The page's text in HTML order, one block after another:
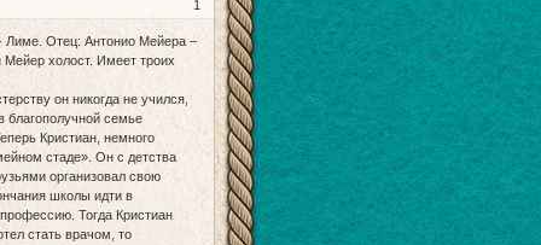
1
Лиме. Отец: Антонио Мейера –
холост. Имеет троих
он никогда не учился,
благополучной семье
Кристиан, немного
стаде». Он с детства
организовал свою
школы идти в
Тогда Кристиан
стать врачом, то